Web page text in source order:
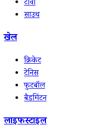
टीवी
साउथ
खेल
क्रिकेट
टेनिस
फुटबॉल
बैडमिंटन
लाइफस्टाइल